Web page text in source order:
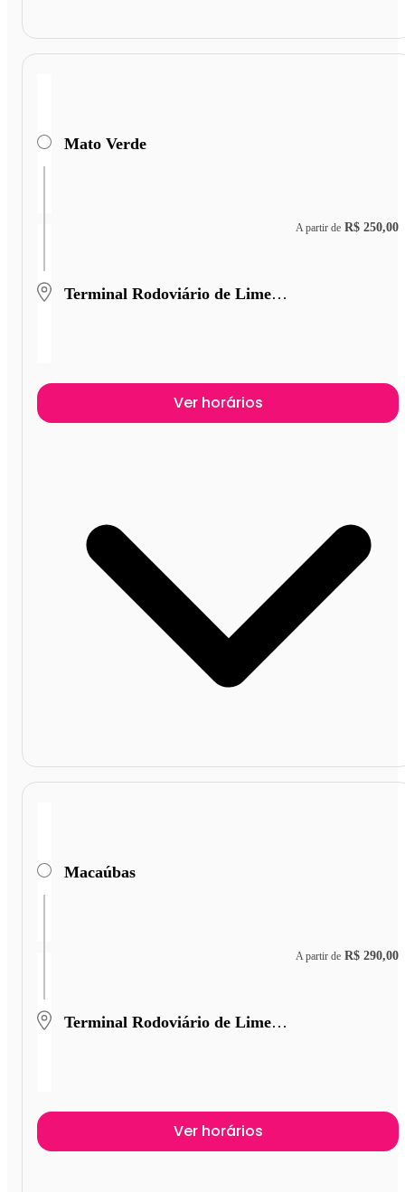
Mato Verde
Terminal Rodoviário de Limeira
A partir de R$ 250,00
Ver horários
Macaúbas
Terminal Rodoviário de Limeira
A partir de R$ 290,00
Ver horários